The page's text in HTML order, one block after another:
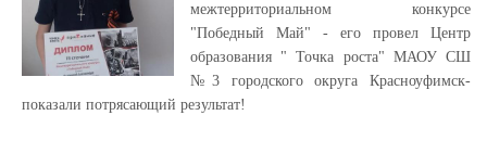
межтерриториальном конкурсе
"Победный Май" - его провел Центр
образования " Точка роста" МАОУ СШ
№3 городского округа Красноуфимск-
показали потрясающий результат!